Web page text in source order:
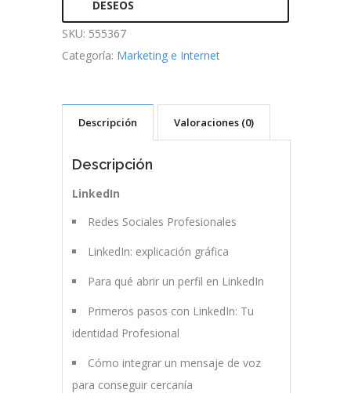
DESEOS
SKU: 555367
Categoría: Marketing e Internet
Descripción Valoraciones (0)
Descripción
LinkedIn
Redes Sociales Profesionales
LinkedIn: explicación gráfica
Para qué abrir un perfil en LinkedIn
Primeros pasos con LinkedIn: Tu
identidad Profesional
Cómo integrar un mensaje de voz
para conseguir cercanía